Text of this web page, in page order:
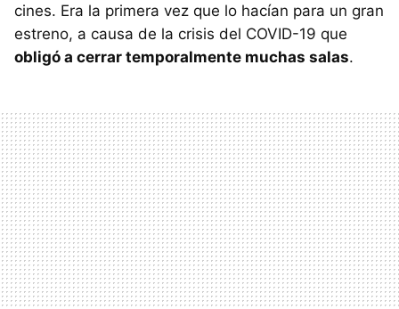
cines. Era la primera vez que lo hacían para un gran
estreno, a causa de la crisis del COVID-19 que
obligó a cerrar temporalmente muchas salas.